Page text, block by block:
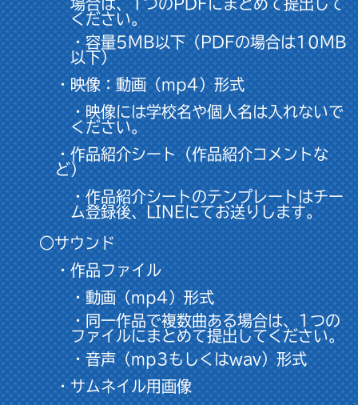
場合は、1つのPDFにまとめて提出して
ください。
・容量5MB以下（PDFの場合は10MB
以下）
・映像：動画（mp4）形式
・映像には学校名や個人名は入れないで
ください。
・作品紹介シート（作品紹介コメントな
ど）
・作品紹介シートのテンプレートはチー
ム登録後、LINEにてお送りします。
○サウンド
・作品ファイル
・動画（mp4）形式
・同一作品で複数曲ある場合は、1つの
ファイルにまとめて提出してください。
・音声（mp3もしくはwav）形式
・サムネイル用画像